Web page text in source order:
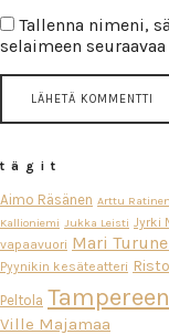
Tallenna nimeni,
selaimeen
tägit
Aimo Räsänen Arttu Ratinen
Kallioniemi Jukka Leisti Jyrki
vapaavuori Mari
Pyynikin kesäteatteri
Peltola
Ville Majamaa